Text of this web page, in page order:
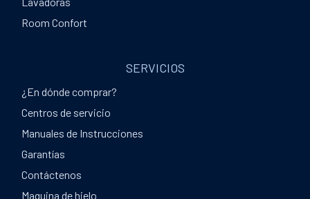
Room Confort
SERVICIOS
¿En dónde comprar?
Centros de servicio
Manuales de Instrucciones
Garantías
Contáctenos
Maquina de hielo